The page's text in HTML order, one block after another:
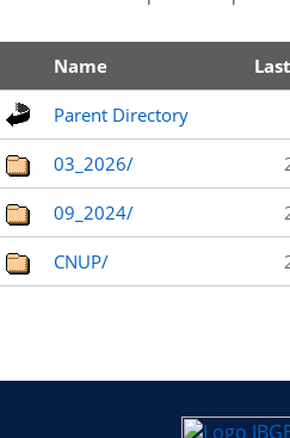
Name
Parent Directory
03_2026/
09_2024/
CNUP/